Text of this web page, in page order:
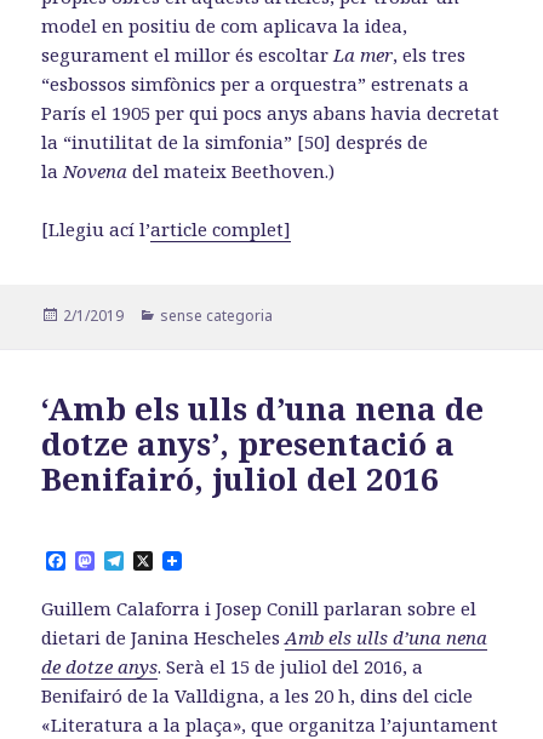
model en positiu de com aplicava la idea,
segurament el millor és escoltar La mer, els tres
“esbossos simfònics per a orquestra” estrenats a
París el 1905 per qui pocs anys abans havia decretat
la “inutilitat de la simfonia” [50] després de
la Novena del mateix Beethoven.)
[Llegiu ací l’article complet]
Publicat
2/1/2019 Categories
sense categoria
‘Amb els ulls d’una nena de
dotze anys’, presentació a
Benifairó, juliol del 2016
F
c
e
b
o
o
k
M
s
t
o
d
o
n
T
l
e
g
r
a
m
X
Guillem Calaforra i Josep Conill parlaran sobre el
dietari de Janina HeschelesAmb els ulls d’una nena
de dotze anys. Serà el 15 de juliol del 2016, a
Benifairó de la Valldigna, a les 20 h, dins del cicle
«Literatura a la plaça», que organitza l’ajuntament